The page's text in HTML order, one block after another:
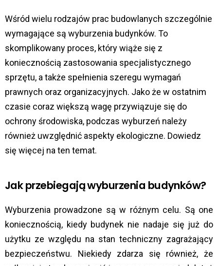
Wśród wielu rodzajów prac budowlanych szczególnie
wymagające są wyburzenia budynków. To
skomplikowany proces, który wiąże się z
koniecznością zastosowania specjalistycznego
sprzętu, a także spełnienia szeregu wymagań
prawnych oraz organizacyjnych. Jako że w ostatnim
czasie coraz większą wagę przywiązuje się do
ochrony środowiska, podczas wyburzeń należy
również uwzględnić aspekty ekologiczne. Dowiedz
się więcej na ten temat.
Jak przebiegają wyburzenia budynków?
Wyburzenia prowadzone są w różnym celu. Są one
koniecznością, kiedy budynek nie nadaje się już do
użytku ze względu na stan techniczny zagrażający
bezpieczeństwu. Niekiedy zdarza się również, że